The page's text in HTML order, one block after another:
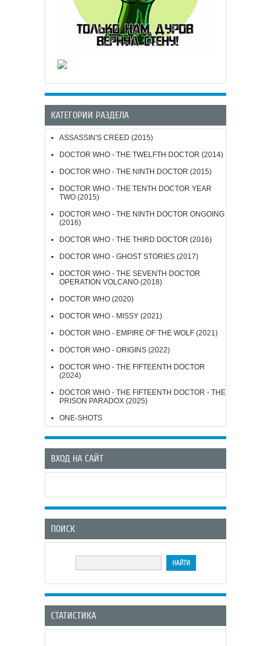
КАТЕГОРИИ РАЗДЕЛА
ASSASSIN'S CREED (2015)
DOCTOR WHO - THE TWELFTH DOCTOR (2014)
DOCTOR WHO - THE NINTH DOCTOR (2015)
DOCTOR WHO - THE TENTH DOCTOR YEAR
TWO (2015)
DOCTOR WHO - THE NINTH DOCTOR ONGOING
(2016)
DOCTOR WHO - THE THIRD DOCTOR (2016)
DOCTOR WHO - GHOST STORIES (2017)
DOCTOR WHO - THE SEVENTH DOCTOR
OPERATION VOLCANO (2018)
DOCTOR WHO (2020)
DOCTOR WHO - MISSY (2021)
DOCTOR WHO - EMPIRE OF THE WOLF (2021)
DOCTOR WHO - ORIGINS (2022)
DOCTOR WHO - THE FIFTEENTH DOCTOR
(2024)
DOCTOR WHO - THE FIFTEENTH DOCTOR - THE
PRISON PARADOX (2025)
ONE-SHOTS
ВХОД НА САЙТ
ПОИСК
СТАТИСТИКА